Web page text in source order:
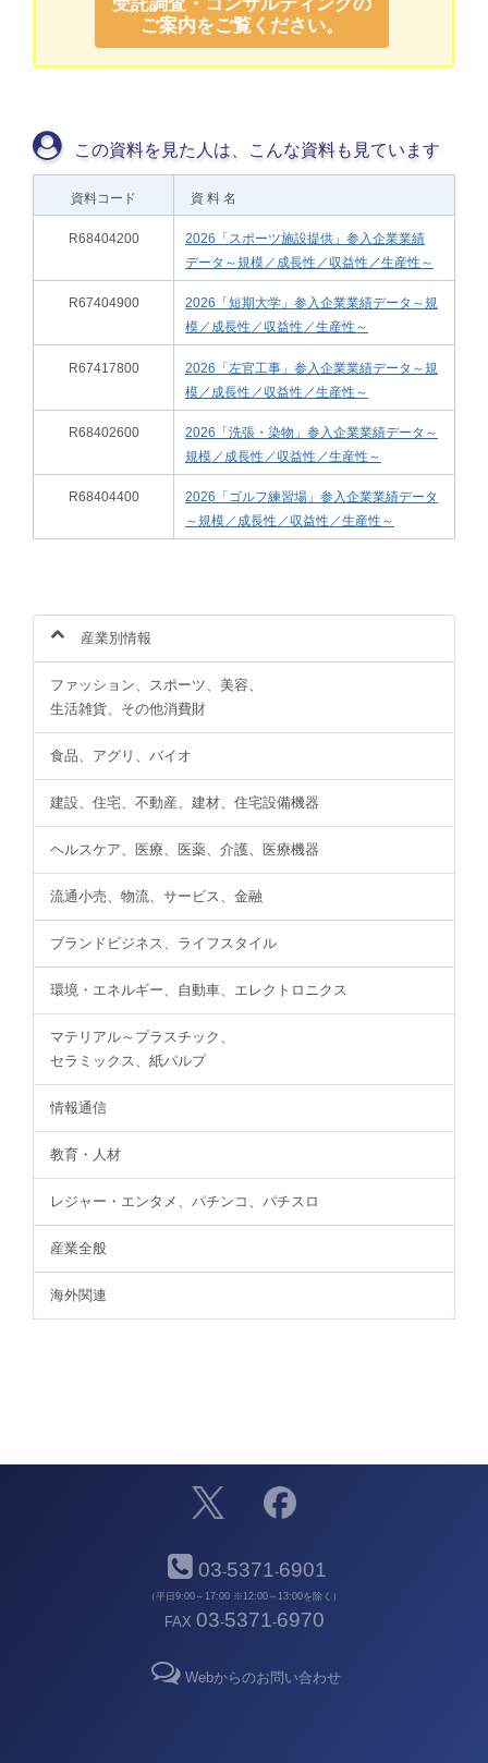
ご案内をご覧ください。
この資料を見た人は、こんな資料も見ています
資料コード 資 料 名
R68404200
2026「スポーツ施設提供」参入企業業績
データ～規模／成長性／収益性／生産性～
R67404900
2026「短期大学」参入企業業績データ～規
模／成長性／収益性／生産性～
R67417800
2026「左官工事」参入企業業績データ～規
模／成長性／収益性／生産性～
R68402600
2026「洗張・染物」参入企業業績データ～
規模／成長性／収益性／生産性～
R68404400
2026「ゴルフ練習場」参入企業業績データ
～規模／成長性／収益性／生産性～
産業別情報
ファッション、スポーツ、美容、
生活雑貨、その他消費財
食品、アグリ、バイオ
建設、住宅、不動産、建材、住宅設備機器
ヘルスケア、医療、医薬、介護、医療機器
流通小売、物流、サービス、金融
ブランドビジネス、ライフスタイル
環境・エネルギー、自動車、エレクトロニクス
マテリアル～プラスチック、
セラミックス、紙パルプ
情報通信
教育・人材
レジャー・エンタメ、パチンコ、パチスロ
産業全般
海外関連
03-5371-6901
（平日9:00～17:00 ※12:00～13:00を除く）
FAX 03-5371-6970
Webからのお問い合わせ